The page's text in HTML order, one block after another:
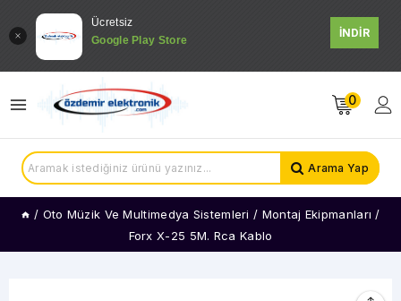
Ücretsiz
Google Play Store
İNDİR
0
Arama Yap
/ Oto Müzik Ve Multimedya Sistemleri / Montaj Ekipmanları /
Forx X-25 5M. Rca Kablo